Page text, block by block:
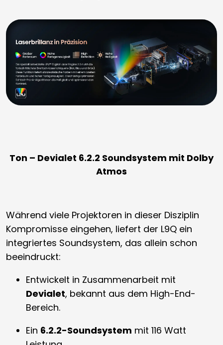
Ton – Devialet 6.2.2 Soundsystem mit Dolby
Atmos
Während viele Projektoren in dieser Disziplin
Kompromisse eingehen, liefert der L9Q ein
integriertes Soundsystem, das allein schon
beeindruckt:
Entwickelt in Zusammenarbeit mit
Devialet, bekannt aus dem High-End-
Bereich.
Ein 6.2.2-Soundsystem mit 116 Watt